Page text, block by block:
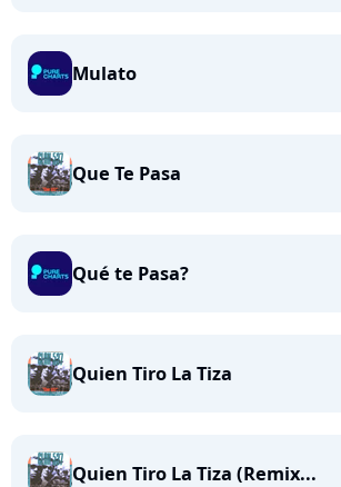
Mulato
Que Te Pasa
Qué te Pasa?
Quien Tiro La Tiza
Quien Tiro La Tiza (Remix...